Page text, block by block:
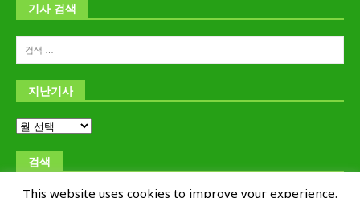
기사 검색
지난기사
검색
This website uses cookies to improve your experience.